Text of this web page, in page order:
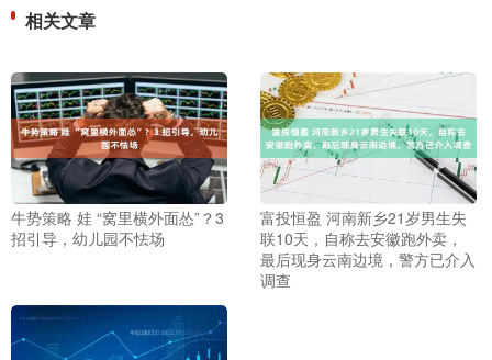
相关文章
牛势策略 娃 “窝里横外面怂”？3
招引导，幼儿园不怯场
富投恒盈 河南新乡21岁男生失
联10天，自称去安徽跑外卖，
最后现身云南边境，警方已介入
调查